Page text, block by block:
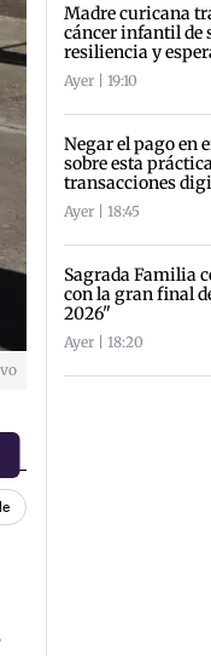
Madre curicana
cáncer infantil de
resiliencia y
Ayer | 19:10
Negar el pago en
sobre esta
transacciones
Ayer | 18:45
Sagrada Familia
con la gran final
2026"
Ayer | 18:20